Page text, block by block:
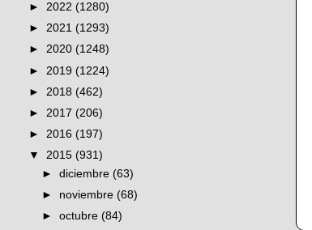
► 2022 (1280)
► 2021 (1293)
► 2020 (1248)
► 2019 (1224)
► 2018 (462)
► 2017 (206)
► 2016 (197)
▼ 2015 (931)
►diciembre(63)
► noviembre(68)
►octubre(84)